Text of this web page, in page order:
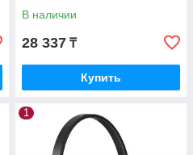
BHUA00
В наличии
28 337 ₸
Купить
1